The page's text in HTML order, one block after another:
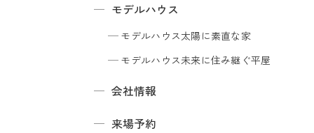
モデルハウス
モデルハウス太陽に素直な家
モデルハウス未来に住み継ぐ平屋
会社情報
来場予約